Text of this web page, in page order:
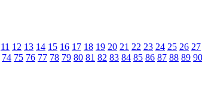
11 12 13 14 15 16 17 18 19 20 21 22 23 24 25 26 27
74 75 76 77 78 79 80 81 82 83 84 85 86 87 88 89 90